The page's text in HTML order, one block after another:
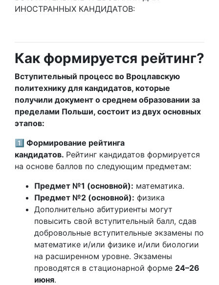
ИНОСТРАННЫХ КАНДИДАТОВ:
Как формируется рейтинг?
Вступительный процесс во Вроцлавскую
политехнику для кандидатов, которые
получили документ о среднем образовании за
пределами Польши, состоит из двух основных
этапов:
1️⃣ Формирование рейтинга
кандидатов. Рейтинг кандидатов формируется
на основе баллов по следующим предметам:
Предмет №1 (основной): математика.
Предмет №2 (основной): физика
Дополнительно абитуриенты могут
повысить свой вступительный балл, сдав
добровольные вступительные экзамены по
математике и/или физике и/или биологии
на расширенном уровне. Экзамены
проводятся в стационарной форме 24–26
июня.